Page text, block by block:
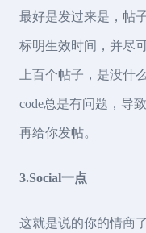
最好是发过来是，帖
标明生效时间，并尽
上百个帖子，是没什
code总是有问题，导
再给你发帖。
3.Social一点
这就是说的你的情商